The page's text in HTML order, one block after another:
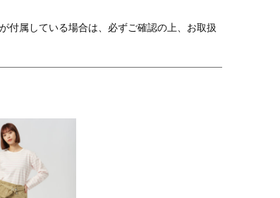
付属している場合は、必ずご確認の上、お取扱